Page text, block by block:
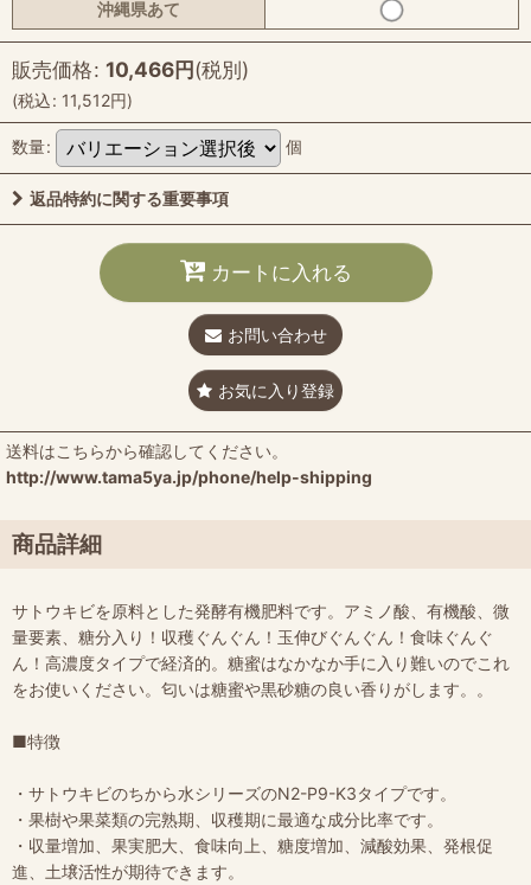
沖縄県あて
販売価格: 10,466円(税別)
(税込: 11,512円)
数量: 個
返品特約に関する重要事項
カートに入れる
お問い合わせ
お気に入り登録
送料はこちらから確認してください。
http://www.tama5ya.jp/phone/help-shipping
商品詳細
サトウキビを原料とした発酵有機肥料です。アミノ酸、有機酸、微
量要素、糖分入り！収穫ぐんぐん！玉伸びぐんぐん！食味ぐんぐ
ん！高濃度タイプで経済的。糖蜜はなかなか手に入り難いのでこれ
をお使いください。匂いは糖蜜や黒砂糖の良い香りがします。。
■特徴
・サトウキビのちから水シリーズのN2-P9-K3タイプです。
・果樹や果菜類の完熟期、収穫期に最適な成分比率です。
・収量増加、果実肥大、食味向上、糖度増加、減酸効果、発根促
進、土壌活性が期待できます。